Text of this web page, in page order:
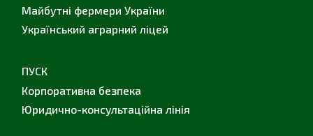
Майбутні фермери України
Український аграрний ліцей
ПУСК
Корпоративна безпека
Юридично-консультаційна лінія